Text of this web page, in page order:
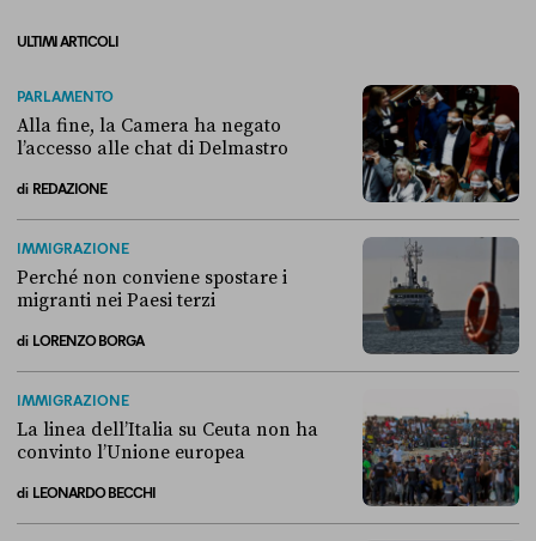
ULTIMI ARTICOLI
PARLAMENTO
Alla fine, la Camera ha negato
l’accesso alle chat di Delmastro
di REDAZIONE
IMMIGRAZIONE
Perché non conviene spostare i
migranti nei Paesi terzi
di LORENZO BORGA
IMMIGRAZIONE
La linea dell’Italia su Ceuta non ha
convinto l’Unione europea
di LEONARDO BECCHI